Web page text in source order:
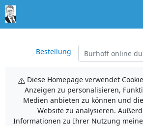
Bestellung
Diese Homepage verwendet
Anzeigen zu personalisieren,
Medien anbieten zu können und
Website zu analysieren.
Informationen zu Ihrer Nutzung